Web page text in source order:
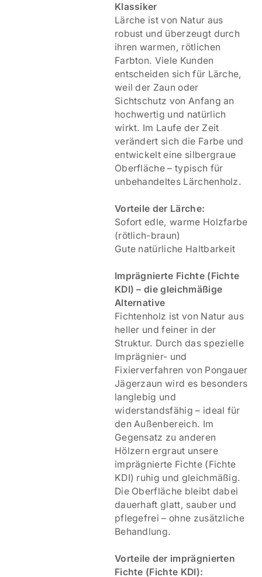
Klassiker
Lärche ist von Natur aus
robust und überzeugt durch
ihren warmen, rötlichen
Farbton. Viele Kunden
entscheiden sich für Lärche,
weil der Zaun oder
Sichtschutz von Anfang an
hochwertig und natürlich
wirkt. Im Laufe der Zeit
verändert sich die Farbe und
entwickelt eine silbergraue
Oberfläche – typisch für
unbehandeltes Lärchenholz.
Vorteile der Lärche:
Sofort edle, warme Holzfarbe
(rötlich-braun)
Gute natürliche Haltbarkeit
Imprägnierte Fichte (Fichte
KDI) – die gleichmäßige
Alternative
Fichtenholz ist von Natur aus
heller und feiner in der
Struktur. Durch das spezielle
Imprägnier- und
Fixierverfahren von Pongauer
Jägerzaun wird es besonders
langlebig und
widerstandsfähig – ideal für
den Außenbereich. Im
Gegensatz zu anderen
Hölzern ergraut unsere
imprägnierte Fichte (Fichte
KDI) ruhig und gleichmäßig.
Die Oberfläche bleibt dabei
dauerhaft glatt, sauber und
pflegefrei – ohne zusätzliche
Behandlung.
Vorteile der imprägnierten
Fichte (Fichte KDI):